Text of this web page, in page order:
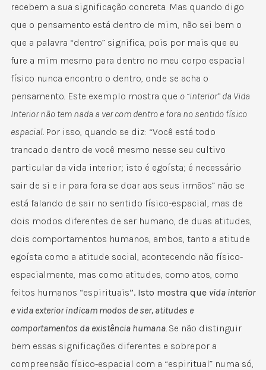
recebem a sua significação concreta. Mas quando digo
que o pensamento está dentro de mim, não sei bem o
que a palavra “dentro” significa, pois por mais que eu
fure a mim mesmo para dentro no meu corpo espacial
físico nunca encontro o dentro, onde se acha o
pensamento. Este exemplo mostra que o “interior” da Vida
Interior não tem nada a ver com dentro e fora no sentido físico
espacial. Por isso, quando se diz: “Você está todo
trancado dentro de você mesmo nesse seu cultivo
particular da vida interior; isto é egoísta; é necessário
sair de si e ir para fora se doar aos seus irmãos” não se
está falando de sair no sentido físico-espacial, mas de
dois modos diferentes de ser humano, de duas atitudes,
dois comportamentos humanos, ambos, tanto a atitude
egoísta como a atitude social, acontecendo não físico-
espacialmente, mas como atitudes, como atos, como
feitos humanos “espirituais”. Isto mostra que vida interior
e vida exterior indicam modos de ser, atitudes e
comportamentos da existência humana. Se não distinguir
bem essas significações diferentes e sobrepor a
compreensão físico-espacial com a “espiritual” numa só,